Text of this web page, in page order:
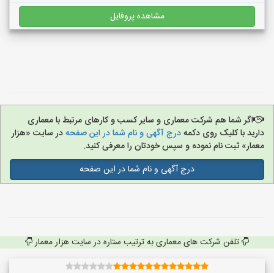
مشاهده پروفایل
اگر شما هم شرکت معماری و سایر کسب و کارهای مرتبط با معماری
دارید با کلیک روی دکمهدرج آگهی و نام شما در این صفحهدر سایت «هزار
معمار» ثبت نام نموده و سپس خودتان را معرفی کنید.
درج آگهی و نام شما در این صفحه
تلفن شرکت های معماری به ترتیب ستاره در سایت هزار معمار